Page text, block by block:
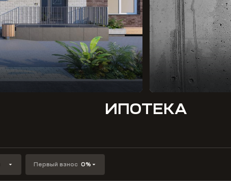
ИПОТЕКА
Первый взнос 0%